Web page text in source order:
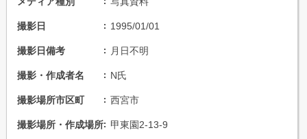
撮影日 1995/01/01
撮影日備考 月日不明
撮影・作成者名 N氏
撮影場所市区町 西宮市
撮影場所・作成場所 甲東園2-13-9